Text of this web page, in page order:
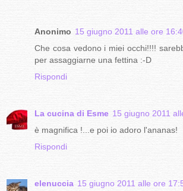
Anonimo 15 giugno 2011 alle ore
Che cosa vedono i miei occhi!!!!
per assaggiarne una fettina :-D
Rispondi
La cucina di Esme 15 giugno 2011
è magnifica !...e poi io adoro l'ananas!
Rispondi
elenuccia 15 giugno 2011 alle ore